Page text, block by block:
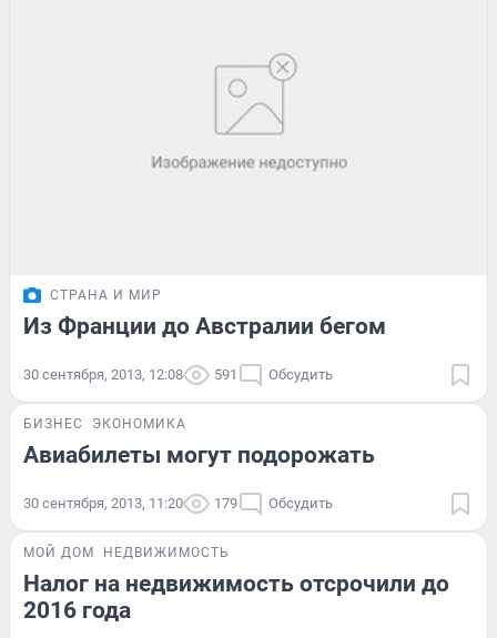
СТРАНА И МИР
Из Франции до Австралии бегом
30 сентября, 2013, 12:08 591 Обсудить
БИЗНЕС ЭКОНОМИКА
Авиабилеты могут подорожать
30 сентября, 2013, 11:20 179 Обсудить
МОЙ ДОМ НЕДВИЖИМОСТЬ
Налог на недвижимость отсрочили до
2016 года